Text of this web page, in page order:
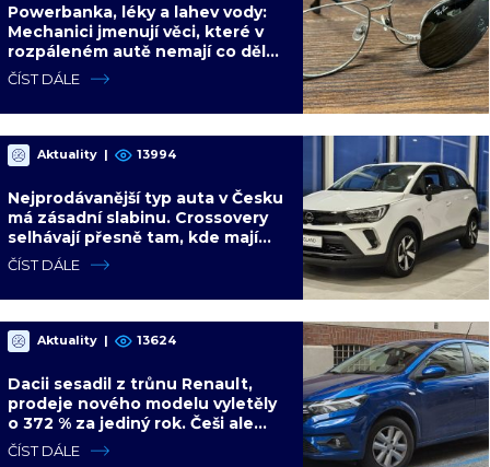
Powerbanka, léky a lahev vody:
Mechanici jmenují věci, které v
rozpáleném autě nemají co dělat.
Hrozí i požár
ČÍST DÁLE
Aktuality | 13994
Nejprodávanější typ auta v Česku
má zásadní slabinu. Crossovery
selhávají přesně tam, kde mají
být nejsilnější
ČÍST DÁLE
Aktuality | 13624
Dacii sesadil z trůnu Renault,
prodeje nového modelu vyletěly
o 372 % za jediný rok. Češi ale
jedou svojí pohádku
ČÍST DÁLE